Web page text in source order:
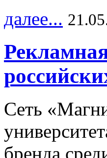
далее...
Сеть
бренда